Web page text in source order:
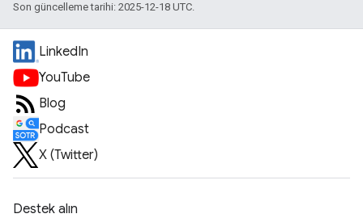
Son güncelleme tarihi: 2025-12-18 UTC.
LinkedIn
YouTube
Blog
Podcast
X (Twitter)
Destek alın